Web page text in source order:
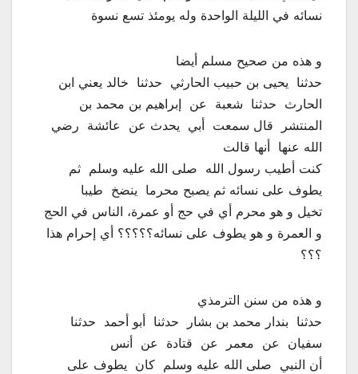
نسائه في الليلة الواحدة وله يومئذ تسع نسوة
و هذه من صحيح مسلم أيضا
‏حدثنا ‏ ‏يحيى بن حبيب الحارثي ‏ ‏حدثنا ‏ ‏خالد يعني ابن
الحارث ‏ ‏حدثنا ‏ ‏شعبة ‏ ‏عن ‏ ‏إبراهيم بن محمد بن
المنتشر ‏ ‏قال سمعت ‏ ‏أبي ‏ ‏يحدث عن ‏ ‏عائشة ‏ ‏رضي
الله عنها ‏ ‏أنها قالت ‏
‏كنت أطيب رسول الله ‏ ‏صلى الله عليه وسلم ‏ ‏ثم
يطوف على نسائه ثم يصبح محرما ‏ ‏ينضخ ‏ ‏طيبا
تخيل و هو محرم أي في حج أو عمرة، الناس في الحج
و العمرة و هو يطوف على نسائه؟؟؟؟؟ أي إحرام هذا
؟؟؟
و هذه من سنن الترمذي
حدثنا ‏ ‏بندار محمد بن بشار ‏ ‏حدثنا ‏ ‏أبو أحمد ‏ ‏حدثنا ‏
‏سفيان ‏ ‏عن ‏ ‏معمر ‏ ‏عن ‏ ‏قتادة ‏ ‏عن ‏ ‏أنس ‏
‏أن النبي ‏ ‏صلى الله عليه وسلم ‏ ‏كان ‏‏ يطوف على